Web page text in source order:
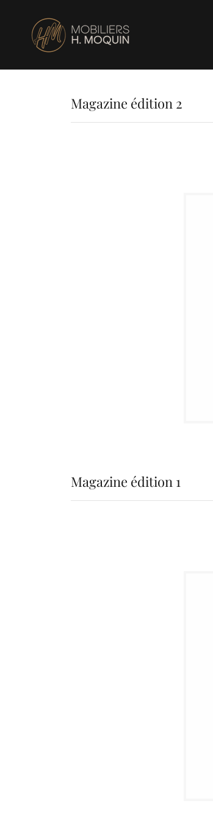
Magazine édition 2
Magazine édition 1